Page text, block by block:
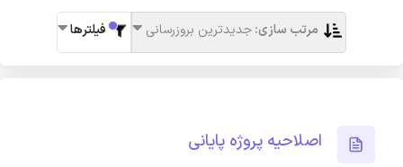
مرتب سازی:جدیدترین بروزرسانی فیلترها
اصلاحیه پروژه پایانی